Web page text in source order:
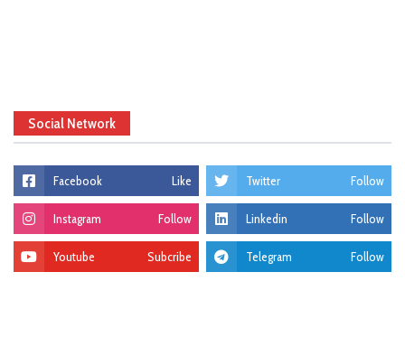
Social Network
Facebook Like Twitter Follow
Instagram Follow Linkedin Follow
Youtube Subcribe Telegram Follow